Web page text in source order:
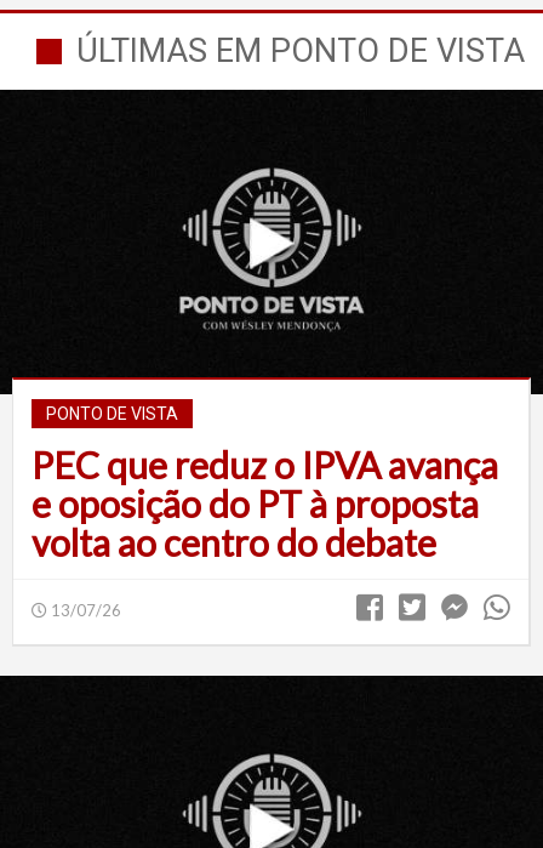
ÚLTIMAS EM PONTO DE VISTA
PONTO DE VISTA
PEC que reduz o IPVA avança
e oposição do PT à proposta
volta ao centro do debate
13/07/26